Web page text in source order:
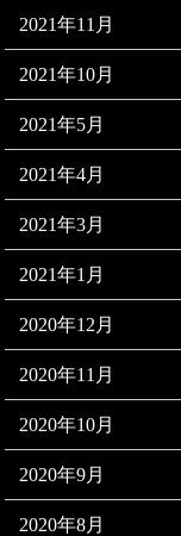
2021年11月
2021年10月
2021年5月
2021年4月
2021年3月
2021年1月
2020年12月
2020年11月
2020年10月
2020年9月
2020年8月